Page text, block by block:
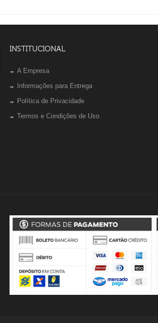
INSTITUCIONAL
A Empresa
Informações para Entrega
Política de Privacidade
Termos e Condições de Uso